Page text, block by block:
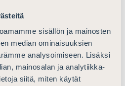
sisällön ja mainosten
median ominaisuuksien
analysoimiseen. Lisäksi
mainosalan ja analytiikka-
siitä, miten käytät
syyteneuvottelun
sekä
laajentamista